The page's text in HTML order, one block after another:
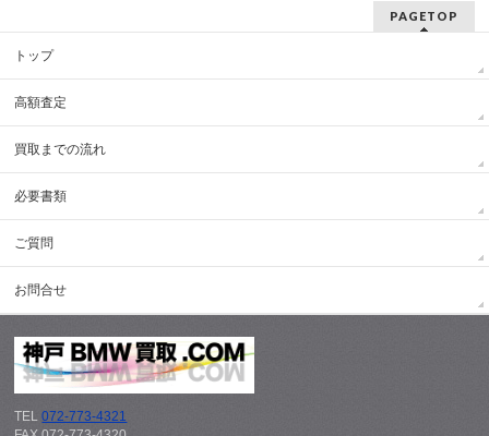
PAGETOP
トップ
高額査定
買取までの流れ
必要書類
ご質問
お問合せ
TEL072-773-4321